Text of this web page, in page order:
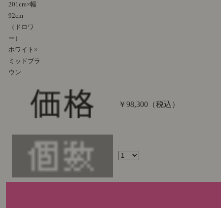
201cm×幅
92cm
（ドロワ
ー）
ホワイト×
ミッドブラ
ウン
￥98,300 （税込）